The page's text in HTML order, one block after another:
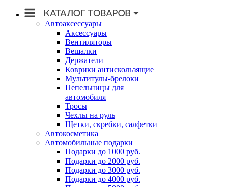
Автоаксессуары
Аксессуары
Вентиляторы
Вешалки
Держатели
Коврики антискользящие
Мультитулы-брелоки
Пепельницы для
автомобиля
Тросы
Чехлы на руль
Щетки, скребки, салфетки
Автокосметика
Автомобильные подарки
Подарки до 1000 руб.
Подарки до 2000 руб.
Подарки до 3000 руб.
Подарки до 4000 руб.